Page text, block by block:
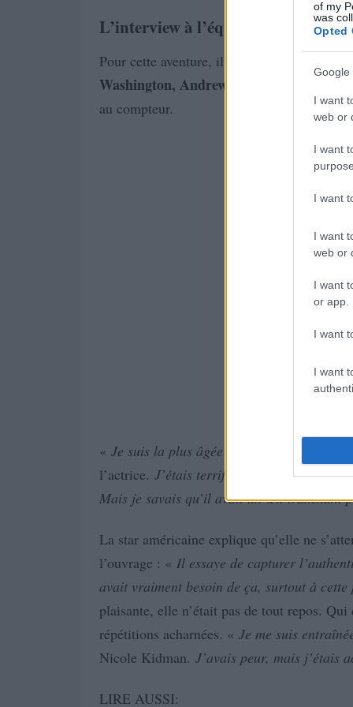
of my
was
Opted
Google
I want
web or
I want
I want
I want
web or
I want
or app.
I want
I want
L’interview à l’équipe du film
Pour cette aventure, il s’entoure de la crème
Washington, Andrew Rannells, Keegan-
au compteur.
« Je suis la plus âgée du casting et c’est
l’actrice. J’étais terrifiée par Ryan
Mais je savais qu’il avait un œil tranchant
La star américaine explique qu’elle ne
l’ouvrage : « Il essaye de capturer
avait vraiment besoin de ça, surtout à cette
plaisante, elle n’était pas de tout repos.
répétitions acharnées. « Je me suis
Nicole Kidman. J’avais peur, mais j’étais
LIRE AUSSI: